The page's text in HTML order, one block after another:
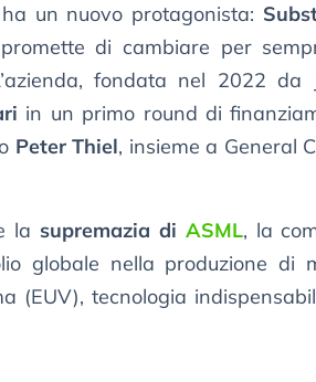
ha un nuovo protagonista:
di cambiare per
fondata nel 2022 da
in un primo round di
Peter Thiel, insieme a General
la supremazia di ASML, la
globale nella produzione di
(EUV), tecnologia